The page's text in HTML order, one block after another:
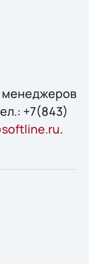
менеджеров
+7(843)
.